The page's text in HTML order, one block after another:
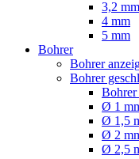
3,2 mm
4 mm
5 mm
Bohrer
Bohrer
Bohrer
Ø 1
Ø 1,5
Ø 2
Ø 2,5